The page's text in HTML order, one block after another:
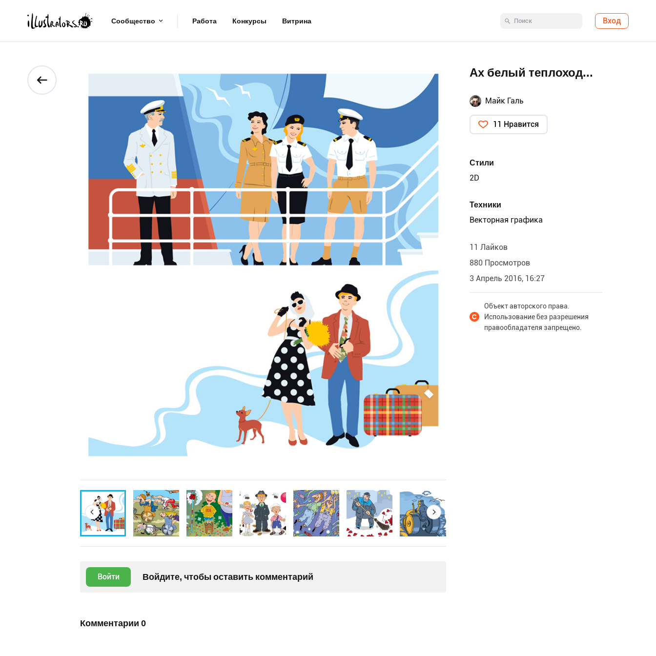
Сообщество Работа Конкурсы Витрина Вход
Войти Войдите, чтобы оставить комментарий
Комментарии 0
Ах белый теплоход...
Майк Галь
11 Нравится
Стили
2D
Техники
Векторная графика
11 Лайков
880 Просмотров
3 Апрель 2016, 16:27
Объект авторского права.
Использование без разрешения
правообладателя запрещено.